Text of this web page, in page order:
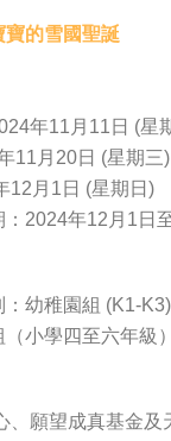
寶的雪國聖誕
年11月11日 (星
11月20日 (星期三
12月1日 (星期日)
2024年12月1日
：幼稚園組 (K1-
小學四至六年級）
、願望成真基金及